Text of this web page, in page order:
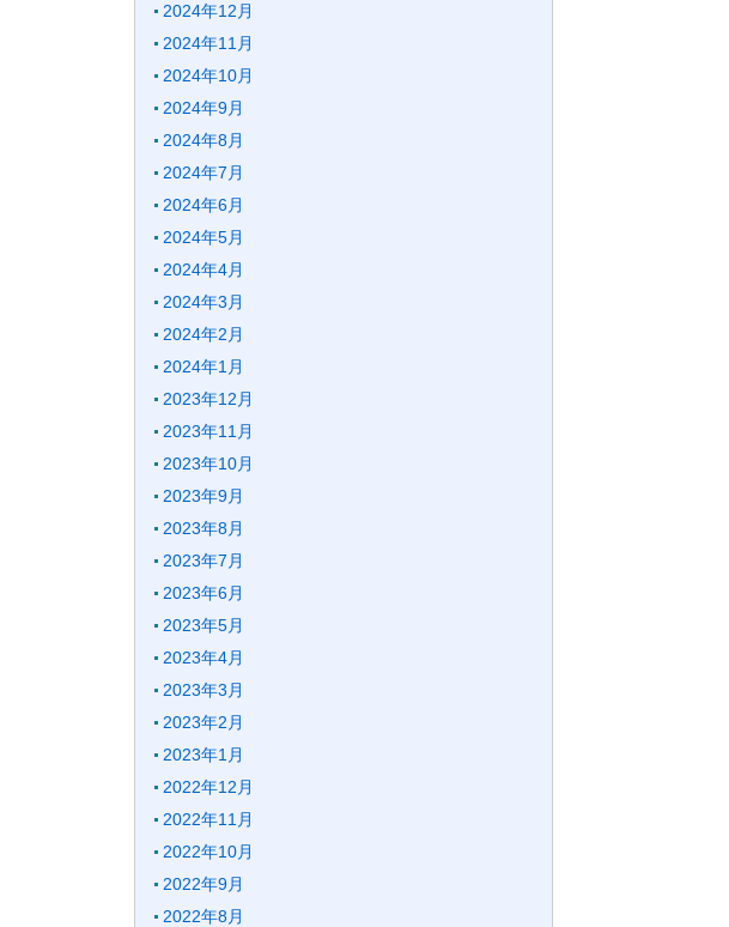
2024年12月
2024年11月
2024年10月
2024年9月
2024年8月
2024年7月
2024年6月
2024年5月
2024年4月
2024年3月
2024年2月
2024年1月
2023年12月
2023年11月
2023年10月
2023年9月
2023年8月
2023年7月
2023年6月
2023年5月
2023年4月
2023年3月
2023年2月
2023年1月
2022年12月
2022年11月
2022年10月
2022年9月
2022年8月